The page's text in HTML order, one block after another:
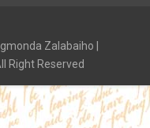
Zalabaiho |
Right Reserved